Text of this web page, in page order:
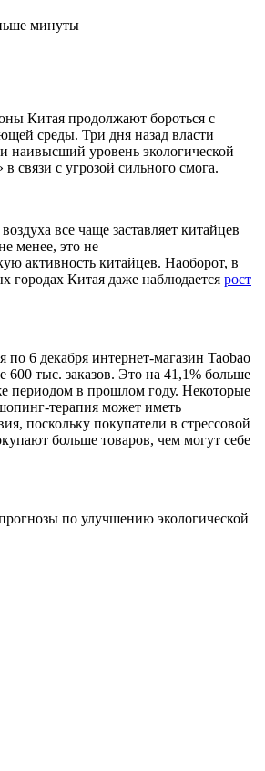
минуты
Китая продолжают бороться с
среды. Три дня назад власти
наивысший уровень экологической
связи с угрозой сильного смога.
все чаще заставляет китайцев
менее, это не
активность китайцев. Наоборот, в
городах Китая даже наблюдается рост
по 6 декабря интернет-магазин Taobao
600 тыс. заказов. Это на 41,1% больше
периодом в прошлом году. Некоторые
терапия может иметь
поскольку покупатели в стрессовой
больше товаров, чем могут себе
по улучшению экологической